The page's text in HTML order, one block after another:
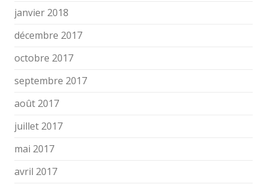
janvier 2018
décembre 2017
octobre 2017
septembre 2017
août 2017
juillet 2017
mai 2017
avril 2017